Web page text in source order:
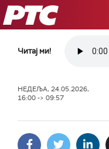
РТС
Читај ми!
НЕДЕЉА, 24.05.2026,
16:00 -> 09:57